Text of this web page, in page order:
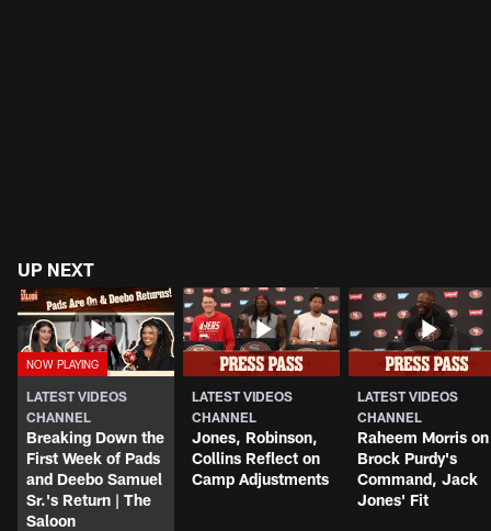
UP NEXT
LATEST VIDEOS
CHANNEL
Breaking Down the
First Week of Pads
and Deebo Samuel
Sr.'s Return | The
Saloon
LATEST VIDEOS
CHANNEL
Jones, Robinson,
Collins Reflect on
Camp Adjustments
LATEST VIDEOS
CHANNEL
Raheem Morris on
Brock Purdy's
Command, Jack
Jones' Fit